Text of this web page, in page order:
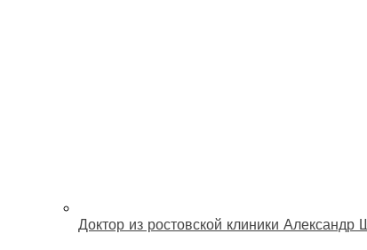
Доктор из ростовской клиники